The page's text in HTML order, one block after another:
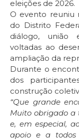
eleições de 2026.
O evento reuniu
do Distrito
diálogo, união
voltadas ao
ampliação da
Durante o
dos
construção
“Que grande
Muito obrigado a
e, em especial,
apoio e a todos